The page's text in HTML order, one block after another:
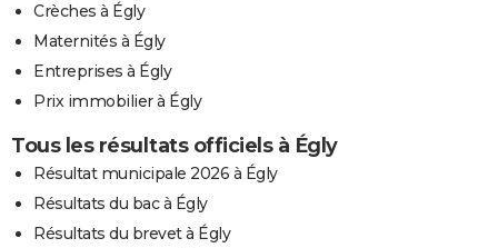
Crèches à Égly
Maternités à Égly
Entreprises à Égly
Prix immobilier à Égly
Tous les résultats officiels à Égly
Résultat municipale 2026 à Égly
Résultats du bac à Égly
Résultats du brevet à Égly